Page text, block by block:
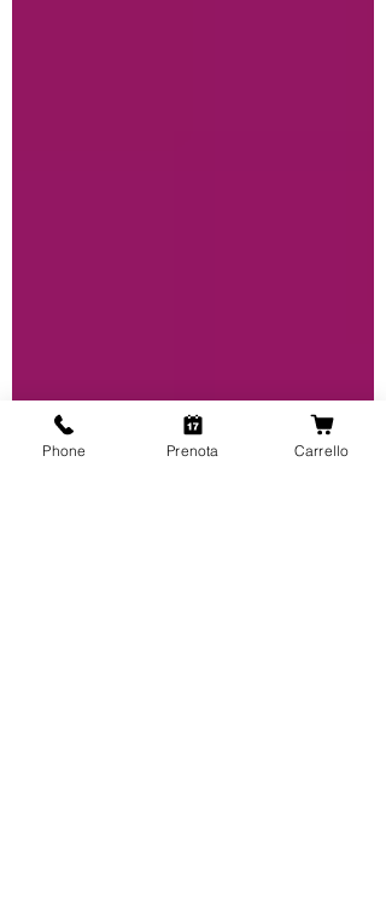
Phone Prenota Carrello